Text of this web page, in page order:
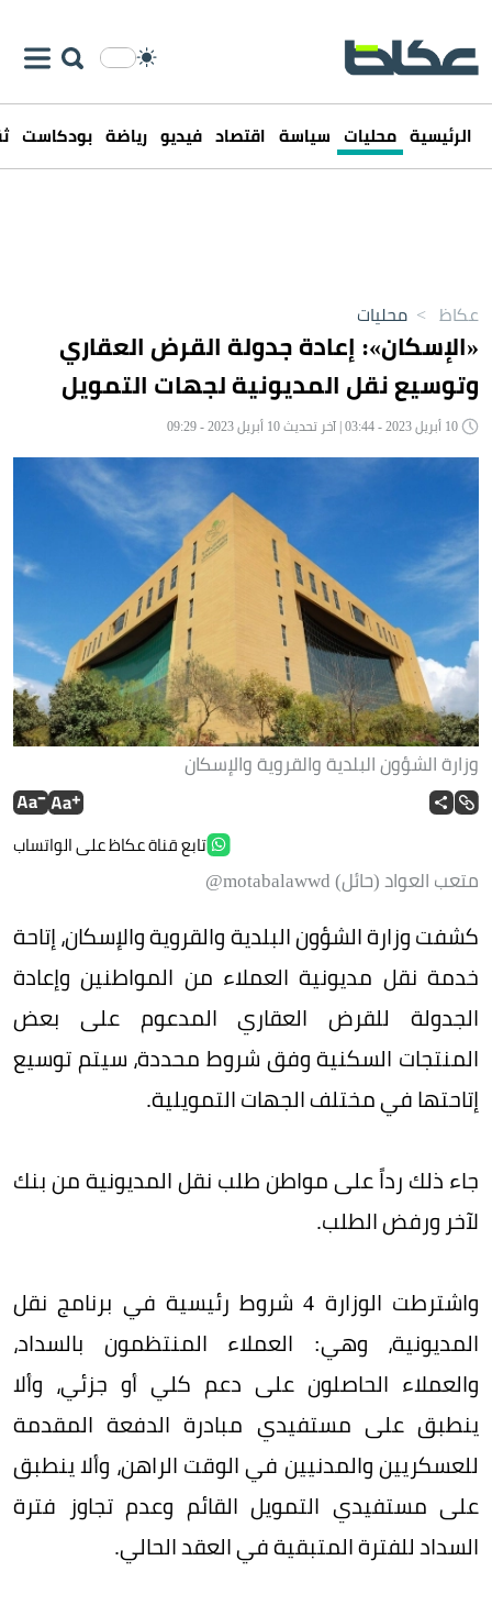
الرئيسية محليات سياسة اقتصاد فيديو رياضة بودكاست
عكاظ > محليات
«الإسكان»: إعادة جدولة القرض العقاري
وتوسيع نقل المديونية لجهات التمويل
وزارة الشؤون البلدية والقروية والإسكان
تابع قناة عكاظ على الواتساب
متعب العواد (حائل) motabalawwd@
كشفت وزارة الشؤون البلدية والقروية والإسكان، إتاحة
خدمة نقل مديونية العملاء من المواطنين وإعادة
الجدولة للقرض العقاري المدعوم على بعض
المنتجات السكنية وفق شروط محددة، سيتم توسيع
إتاحتها في مختلف الجهات التمويلية.
جاء ذلك رداً على مواطن طلب نقل المديونية من بنك
لآخر ورفض الطلب.
واشترطت الوزارة 4 شروط رئيسية في برنامج نقل
المديونية، وهي: العملاء المنتظمون بالسداد،
والعملاء الحاصلون على دعم كلي أو جزئي، وألا
ينطبق على مستفيدي مبادرة الدفعة المقدمة
للعسكريين والمدنيين في الوقت الراهن، وألا ينطبق
على مستفيدي التمويل القائم وعدم تجاوز فترة
السداد للفترة المتبقية في العقد الحالي.